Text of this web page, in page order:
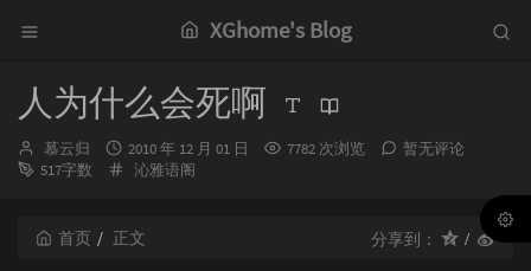
XGhome's Blog
人为什么会死啊
博
主：
慕云归
发
布
2010 年 12 月 01 日 7782 次浏览
暂无评论
517字数
分
沁雅语阁
首页 正文 分享到：